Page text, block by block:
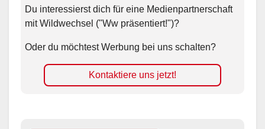
Du interessierst dich für eine Medienpartnerschaft
mit Wildwechsel ("Ww präsentiert!")?
Oder du möchtest Werbung bei uns schalten?
Kontaktiere uns jetzt!